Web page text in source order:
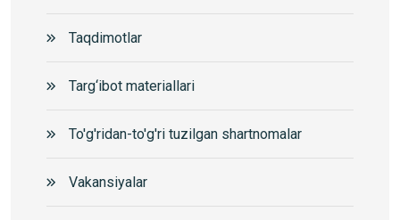
Taqdimotlar
Targ‘ibot materiallari
To'g'ridan-to'g'ri tuzilgan shartnomalar
Vakansiyalar